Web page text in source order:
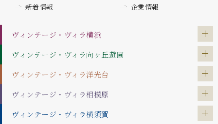
新着情報
企業情報
ヴィンテージ・ヴィラ横浜
ヴィンテージ・ヴィラ向ヶ丘遊園
ヴィンテージ・ヴィラ洋光台
ヴィンテージ・ヴィラ相模原
ヴィンテージ・ヴィラ横須賀